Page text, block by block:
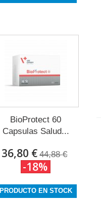
BioProtect 60
Capsulas Salud...
36,80 € 44,88 €
-18%
PRODUCTO EN STOCK